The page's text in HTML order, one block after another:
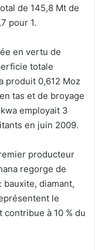
de 145,8 Mt de
pour 1.
en vertu de
totale
produit 0,612 Moz
tas et de broyage
employait 3
en juin 2009.
producteur
regorge de
diamant,
le
à 10 % du